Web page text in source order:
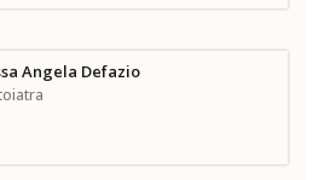
Angela Defazio